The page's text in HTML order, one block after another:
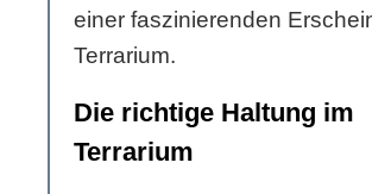
einer faszinierenden
Terrarium.
Die richtige Haltung im
Terrarium